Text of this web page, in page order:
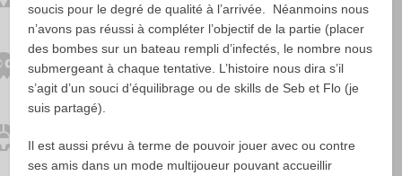
soucis pour le degré de qualité à l’arrivée. Néanmoins nous
n’avons pas réussi à compléter l’objectif de la partie (placer
des bombes sur un bateau rempli d’infectés, le nombre nous
submergeant à chaque tentative. L’histoire nous dira s’il
s’agit d’un souci d’équilibrage ou de skills de Seb et Flo (je
suis partagé).
Il est aussi prévu à terme de pouvoir jouer avec ou contre
ses amis dans un mode multijoueur pouvant accueillir